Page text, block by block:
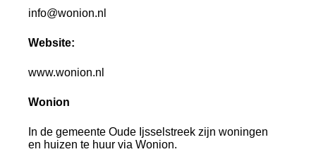
info@wonion.nl
Website:
www.wonion.nl
Wonion
In de gemeente Oude Ijsselstreek zijn woningen
en huizen te huur via Wonion.